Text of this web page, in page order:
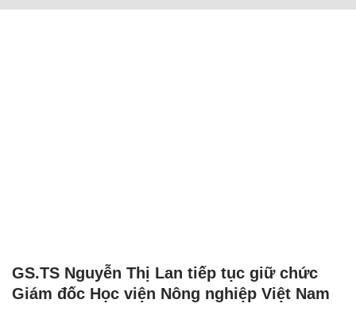
GS.TS Nguyễn Thị Lan tiếp tục giữ chức
Giám đốc Học viện Nông nghiệp Việt Nam